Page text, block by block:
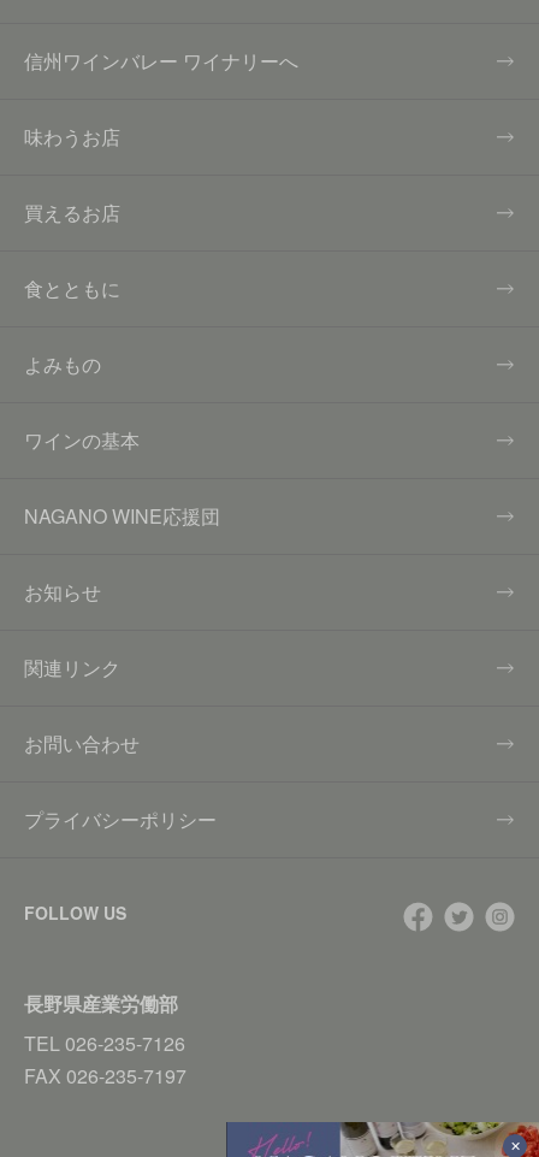
信州ワインバレー ワイナリーへ
味わうお店
買えるお店
食とともに
よみもの
ワインの基本
NAGANO WINE応援団
お知らせ
関連リンク
お問い合わせ
プライバシーポリシー
FOLLOW US
長野県産業労働部
TEL 026-235-7126
FAX 026-235-7197